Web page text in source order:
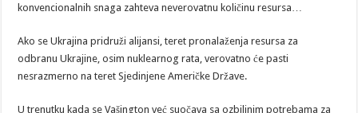
konvencionalnih snaga zahteva neverovatnu količinu resursa…
Ako se Ukrajina pridruži alijansi, teret pronalaženja resursa za
odbranu Ukrajine, osim nuklearnog rata, verovatno će pasti
nesrazmerno na teret Sjedinjene Američke Države.
U trenutku kada se Vašington već suočava sa ozbiljnim potrebama za